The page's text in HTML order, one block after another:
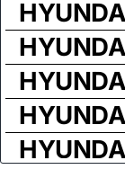
(rótula
axial)